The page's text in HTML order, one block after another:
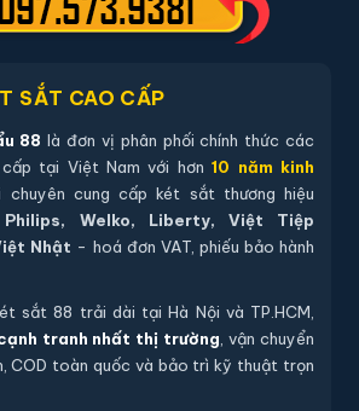
tiếp, trường hợp không có két sắt
lại và chuyển kho còn sản phẩm
dòng Két sắt Bofa
mẫu thuộc dòng
để tiện so
nghệ khoá và mức giá trước khi đặt
SẮT CAO CẤP
88 là đơn vị phân phối chính thức các
tại Việt Nam với hơn10 năm kinh
chuyên cung cấp két sắt thương hiệu
Welko, Liberty, Việt Tiệp
Nhật - hoá đơn VAT, phiếu bảo hành
sắt 88 trải dài tại Hà Nội và TP.HCM,
tranh nhất thị trường , vận chuyển
COD toàn quốc và bảo trì kỹ thuật trọn